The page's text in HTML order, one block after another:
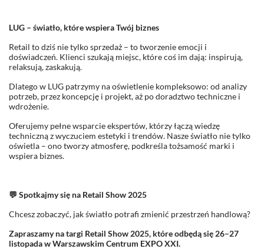
LUG – światło, które wspiera Twój biznes
Retail to dziś nie tylko sprzedaż – to tworzenie emocji i
doświadczeń. Klienci szukają miejsc, które coś im dają: inspirują,
relaksują, zaskakują.
Dlatego w LUG patrzymy na oświetlenie kompleksowo: od analizy
potrzeb, przez koncepcję i projekt, aż po doradztwo techniczne i
wdrożenie.
Oferujemy pełne wsparcie ekspertów, którzy łączą wiedzę
techniczną z wyczuciem estetyki i trendów. Nasze światło nie tylko
oświetla – ono tworzy atmosferę, podkreśla tożsamość marki i
wspiera biznes.
💬 Spotkajmy się na Retail Show 2025
Chcesz zobaczyć, jak światło potrafi zmienić przestrzeń handlową?
Zapraszamy na targi Retail Show 2025, które odbędą się 26–27
listopada w Warszawskim Centrum EXPO XXI.